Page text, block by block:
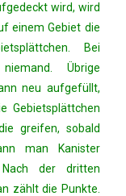
wird, wird
einem Gebiet die
Bei
Übrige
neu aufgefüllt,
Gebietsplättchen
greifen, sobald
man Kanister
Nach der dritten
zählt die Punkte.